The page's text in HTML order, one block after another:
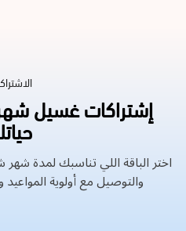
إشتراكات غسيل
اختر الباقة اللي تناسبك لمدة
والتوصيل مع أولوية